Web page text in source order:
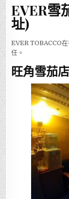
EVER雪
址)
EVER TOBACCO
任。
旺角雪茄店